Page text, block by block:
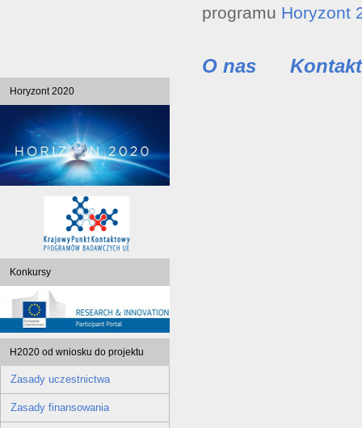
programu Horyzont
O nas Kontakt
Horyzont 2020
Konkursy
H2020 od wniosku do projektu
Zasady uczestnictwa
Zasady finansowania